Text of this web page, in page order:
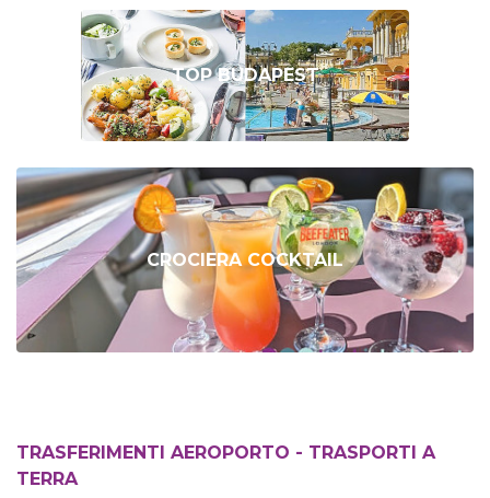
TOP BUDAPEST
CROCIERA COCKTAIL
TRASFERIMENTI AEROPORTO - TRASPORTI A
TERRA